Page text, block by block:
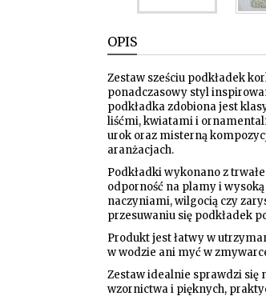
OPIS
Zestaw sześciu podkładek
ponadczasowy styl
podkładka zdobiona jest
liśćmi, kwiatami i
urok oraz misterną
aranżacjach.
Podkładki wykonano z
odporność na plamy i
naczyniami, wilgocią czy
przesuwaniu się podkładek
Produkt jest łatwy w
w wodzie ani myć w
Zestaw idealnie sprawdzi się
wzornictwa i pięknych,